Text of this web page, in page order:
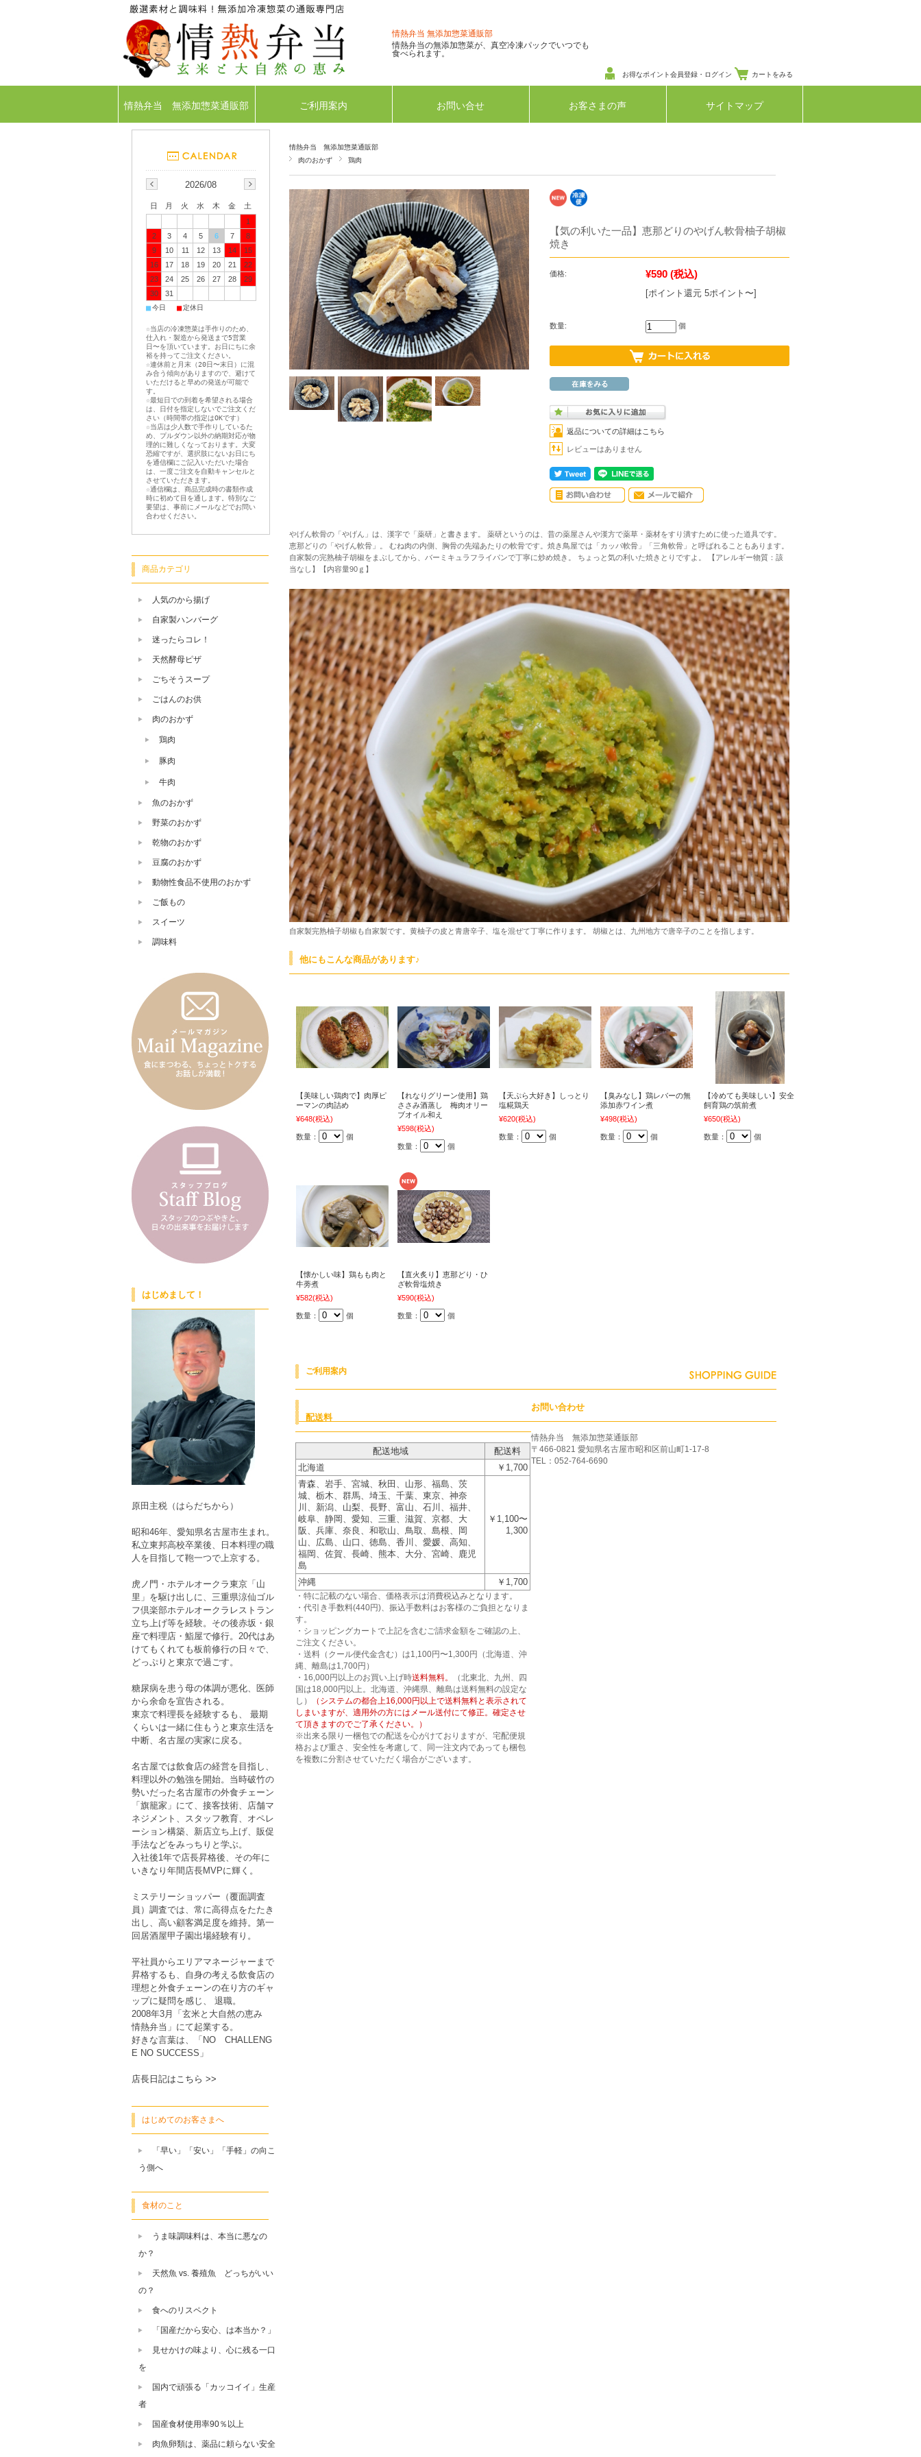
情熱弁当 無添加惣菜通販部
情熱弁当の無添加惣菜が、真空冷凍パックでいつでも
食べられます。
お得なポイント会員登録・ログイン カートをみる
情熱弁当 無添加惣菜通販部 ご利用案内 お問い合せ お客さまの声 サイトマップ
情熱弁当 無添加惣菜通販部
肉のおかず
鶏肉
【気の利いた一品】恵那どりのやげん軟骨柚子胡椒
焼き
価格: ¥590 (税込)
[ポイント還元 5ポイント〜]
数量: 個
返品についての詳細はこちら
レビューはありません
やげん軟骨の「やげん」は、漢字で「薬研」と書きます。 薬研というのは、昔の薬屋さんや漢方で薬草・薬材をすり潰すために使った道具です。
恵那どりの「やげん軟骨」。 むね肉の内側、胸骨の先端あたりの軟骨です。焼き鳥屋では「カッパ軟骨」「三角軟骨」と呼ばれることもあります。
自家製の完熟柚子胡椒をまぶしてから、バーミキュラフライパンで丁寧に炒め焼き。 ちょっと気の利いた焼きとりですよ。 【アレルギー物質：該
当なし】【内容量90ｇ】
自家製完熟柚子胡椒も自家製です。黄柚子の皮と青唐辛子、塩を混ぜて丁寧に作ります。 胡椒とは、九州地方で唐辛子のことを指します。
他にもこんな商品があります♪
【美味しい鶏肉で】肉厚ピ
ーマンの肉詰め
¥648(税込)
数量： 個
【れなりグリーン使用】鶏
ささみ酒蒸し 梅肉オリー
ブオイル和え
¥598(税込)
数量： 個
【天ぷら大好き】しっとり
塩糀鶏天
¥620(税込)
数量： 個
【臭みなし】鶏レバーの無
添加赤ワイン煮
¥498(税込)
数量： 個
【冷めても美味しい】安全
飼育鶏の筑前煮
¥650(税込)
数量： 個
【懐かしい味】鶏もも肉と
牛蒡煮
¥582(税込)
数量： 個
【直火炙り】恵那どり・ひ
ざ軟骨塩焼き
¥590(税込)
数量： 個
ご利用案内
配送料
配送地域
配送料
北海道
￥1,700
青森、岩手、宮城、秋田、山形、福島、茨
城、栃木、群馬、埼玉、千葉、東京、神奈
川、新潟、山梨、長野、富山、石川、福井、
岐阜、静岡、愛知、三重、滋賀、京都、大
阪、兵庫、奈良、和歌山、鳥取、島根、岡
山、広島、山口、徳島、香川、愛媛、高知、
福岡、佐賀、長崎、熊本、大分、宮崎、鹿児
島
￥1,100〜
1,300
沖縄 ￥1,700
・特に記載のない場合、価格表示は消費税込みとなります。
・代引き手数料(440円)、振込手数料はお客様のご負担となりま
す。
・ショッピングカートで上記を含むご請求金額をご確認の上、
ご注文ください。
・送料（クール便代金含む）は1,100円〜1,300円（北海道、沖
縄、離島は1,700円）
・16,000円以上のお買い上げ時送料無料。
（北東北、九州、四
国は18,000円以上。北海道、沖縄県、離島は送料無料の設定な
し）
（システムの都合上16,000円以上で送料無料と表示されて
しまいますが、適用外の方にはメール送付にて修正。確定させ
て頂きますのでご了承ください。）
※出来る限り一梱包での配送を心がけておりますが、宅配便規
格および重さ、安全性を考慮して、同一注文内であっても梱包
を複数に分割させていただく場合がございます。
お問い合わせ
情熱弁当 無添加惣菜通販部
〒466-0821 愛知県名古屋市昭和区前山町1-17-8
TEL：052-764-6690
2026/08
日 月 火 水 木 金
土
1
2
3 4 5 6 7
8
9
10 11 12 13 14
15
16
17 18 19 20 21
22
23
24 25 26 27 28
29
30
31
■今日 ■定休日
☆当店の冷凍惣菜は手作りのため、
仕入れ・製造から発送まで5営業
日〜を頂いています。お日にちに余
裕を持ってご注文ください。
☆連休前と月末（20日〜末日）に混
み合う傾向がありますので、避けて
いただけると早めの発送が可能で
す。
☆最短日での到着を希望される場合
は、日付を指定しないでご注文くだ
さい（時間帯の指定はOKです）
☆当店は少人数で手作りしているた
め、プルダウン以外の納期対応が物
理的に難しくなっております。大変
恐縮ですが、選択肢にないお日にち
を通信欄にご記入いただいた場合
は、一度ご注文を自動キャンセルと
させていただきます。
☆通信欄は、商品完成時の書類作成
時に初めて目を通します。特別なご
要望は、事前にメールなどでお問い
合わせください。
商品カテゴリ
人気のから揚げ
自家製ハンバーグ
迷ったらコレ！
天然酵母ピザ
ごちそうスープ
ごはんのお供
肉のおかず
鶏肉
豚肉
牛肉
魚のおかず
野菜のおかず
乾物のおかず
豆腐のおかず
動物性食品不使用のおかず
ご飯もの
スイーツ
調味料
はじめまして！
原田主税（はらだちから）
昭和46年、愛知県名古屋市生まれ。
私立東邦高校卒業後、日本料理の職
人を目指して鞄一つで上京する。
虎ノ門・ホテルオークラ東京「山
里」を駆け出しに、三重県涼仙ゴル
フ倶楽部ホテルオークラレストラン
立ち上げ等を経験。その後赤坂・銀
座で料理店・鮨屋で修行。20代はあ
けてもくれても板前修行の日々で、
どっぷりと東京で過ごす。
糖尿病を患う母の体調が悪化、医師
から余命を宣告される。
東京で料理長を経験するも、 最期
くらいは一緒に住もうと東京生活を
中断、名古屋の実家に戻る。
名古屋では飲食店の経営を目指し、
料理以外の勉強を開始。当時破竹の
勢いだった名古屋市の外食チェーン
「旗籠家」にて、接客技術、店舗マ
ネジメント、スタッフ教育、オペレ
ーション構築、新店立ち上げ、販促
手法などをみっちりと学ぶ。
入社後1年で店長昇格後、その年に
いきなり年間店長MVPに輝く。
ミステリーショッパー（覆面調査
員）調査では、常に高得点をたたき
出し、高い顧客満足度を維持。第一
回居酒屋甲子園出場経験有り。
平社員からエリアマネージャーまで
昇格するも、自身の考える飲食店の
理想と外食チェーンの在り方のギャ
ップに疑問を感じ、 退職。
2008年3月「玄米と大自然の恵み
情熱弁当」にて起業する。
好きな言葉は、「NO CHALLENG
E NO SUCCESS」
店長日記はこちら >>
はじめてのお客さまへ
「早い」「安い」「手軽」の向こ
う側へ
食材のこと
うま味調味料は、本当に悪なの
か？
天然魚 vs. 養殖魚 どっちがいい
の？
食へのリスペクト
「国産だから安心、は本当か？」
見せかけの味より、心に残る一口
を
国内で頑張る「カッコイイ」生産
者
国産食材使用率90％以上
肉魚卵類は、薬品に頼らない安全